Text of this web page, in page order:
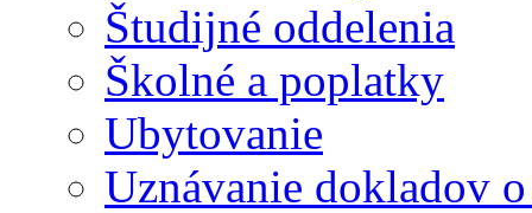
Študijné oddelenia
Školné a poplatky
Ubytovanie
Uznávanie dokladov